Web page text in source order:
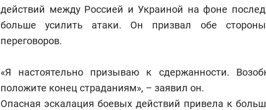
действий между Россией и Украиной на фоне
больше усилить атаки. Он призвал обе
переговоров.
«Я настоятельно призываю к сдержанности.
положите конец страданиям», – заявил он.
Опасная эскалация боевых действий привела к